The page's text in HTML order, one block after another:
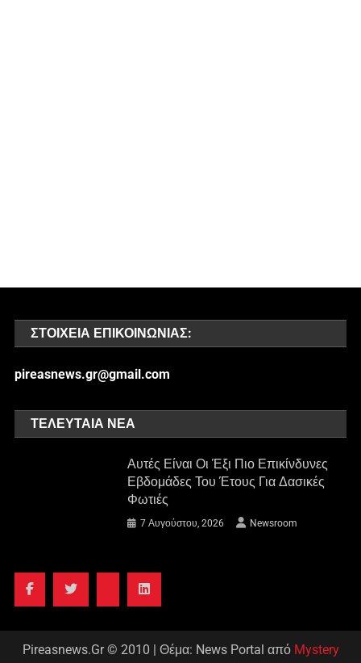
ΣΤΟΙΧΕΊΑ ΕΠΙΚΟΙΝΩΝΊΑΣ:
pireasnews.gr@gmail.com
ΤΕΛΕΥΤΑΊΑ ΝΈΑ
Αυτές Είναι Οι Έξι Πιο Επικίνδυνες
Εβδομάδες Του Έτους Για Δασικές
Φωτιές
7 Αυγούστου, 2026 Newsroom
Pireasnews.Gr © 2010 | Θέμα: News Portal από Mystery